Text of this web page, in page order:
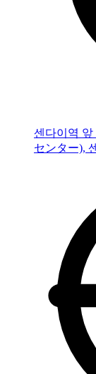
센다이역
センター),